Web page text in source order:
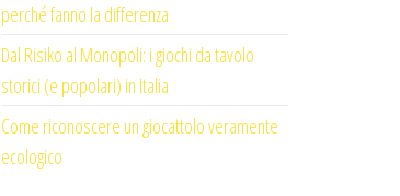
perché fanno la differenza
Dal Risiko al Monopoli: i giochi da tavolo
storici (e popolari) in Italia
Come riconoscere un giocattolo veramente
ecologico